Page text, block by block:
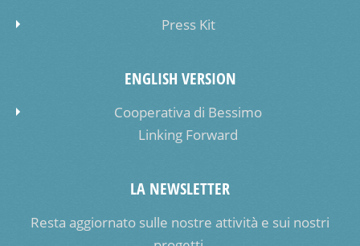
Press Kit
ENGLISH VERSION
Cooperativa di Bessimo
Linking Forward
LA NEWSLETTER
Resta aggiornato sulle nostre attività e sui nostri